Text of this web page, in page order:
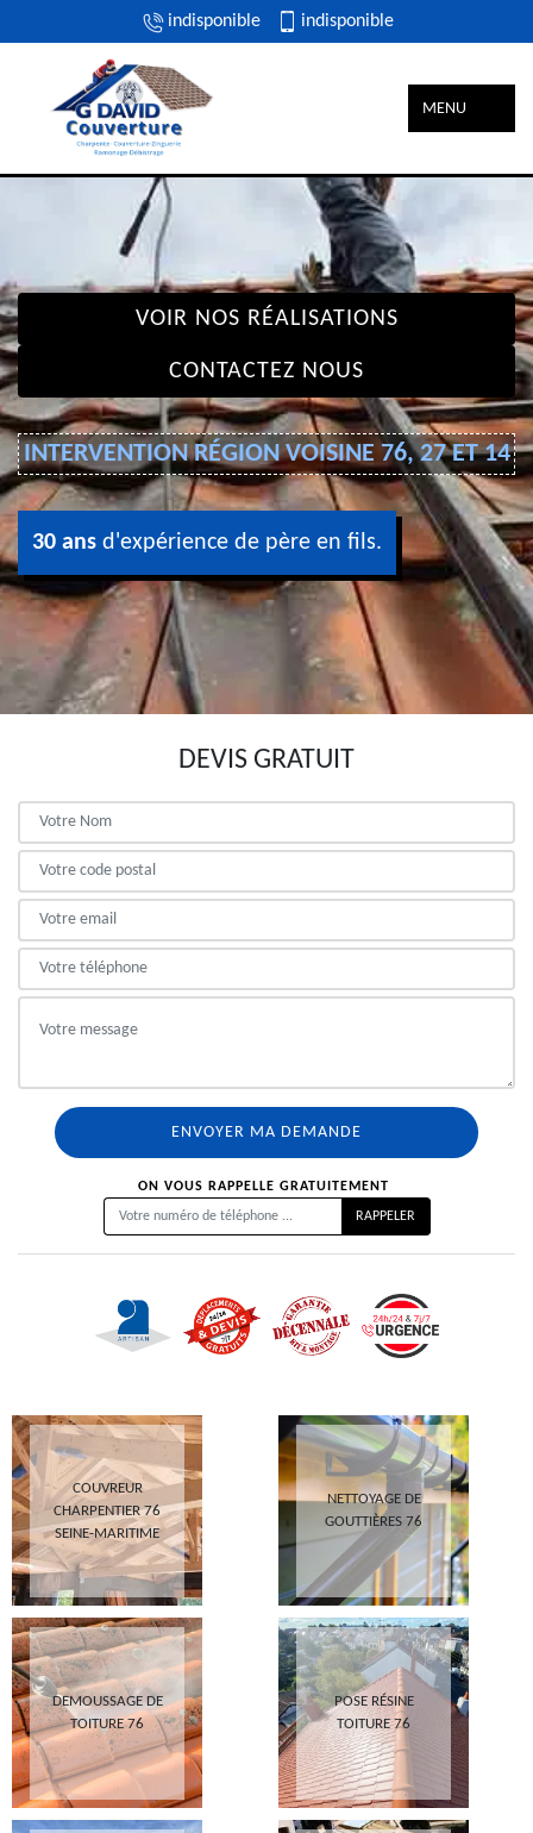
indisponible indisponible
MENU
VOIR NOS RÉALISATIONS
CONTACTEZ NOUS
INTERVENTION RÉGION VOISINE 76, 27 ET 14
30 ans d'expérience de père en fils.
DEVIS GRATUIT
ON VOUS RAPPELLE GRATUITEMENT
COUVREUR
CHARPENTIER 76
SEINE-MARITIME
NETTOYAGE DE
GOUTTIÈRES 76
DEMOUSSAGE DE
TOITURE 76
POSE RÉSINE
TOITURE 76